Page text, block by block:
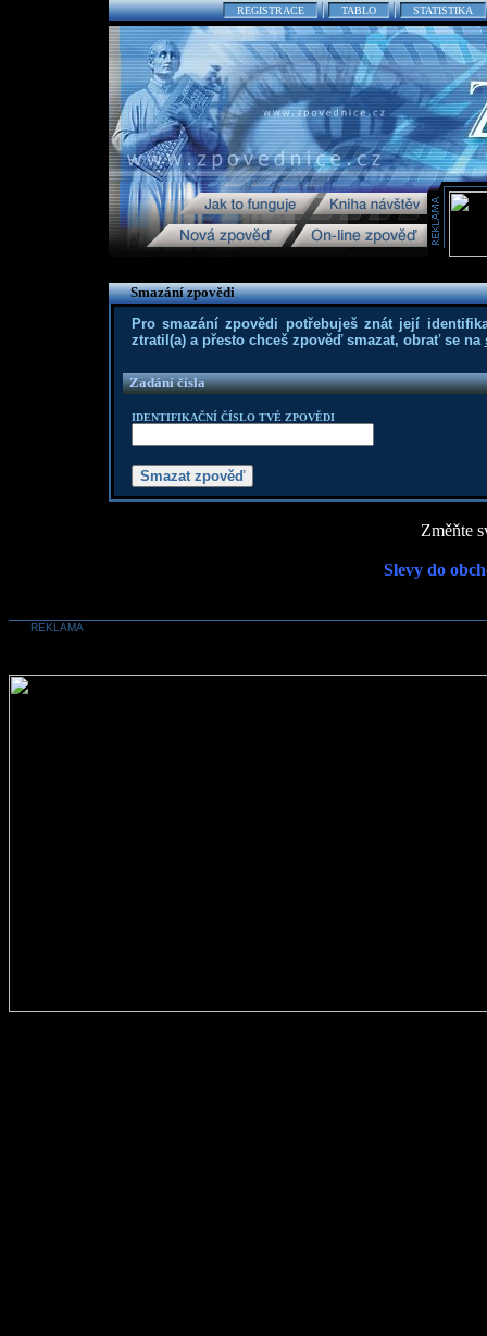
REGISTRACE TABLO STATISTIKA
Smazání zpovědi
Pro smazání zpovědi potřebuješ znát její
ztratil(a) a přesto chceš zpověď smazat, obrať se na
Zadání čísla
IDENTIFIKAČNÍ ČÍSLO TVÉ ZPOVĚDI
Změňte
Slevy do
REKLAMA